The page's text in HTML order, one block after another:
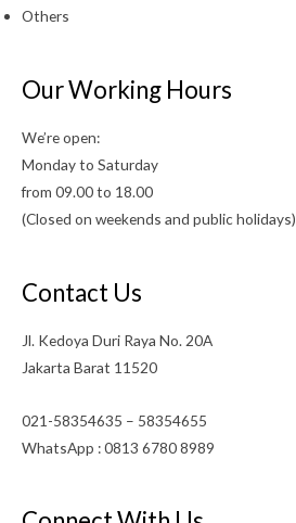
Others
Our Working Hours
We’re open:
Monday to Saturday
from 09.00 to 18.00
(Closed on weekends and public holidays)
Contact Us
Jl. Kedoya Duri Raya No. 20A
Jakarta Barat 11520
021-58354635 – 58354655
WhatsApp : 0813 6780 8989